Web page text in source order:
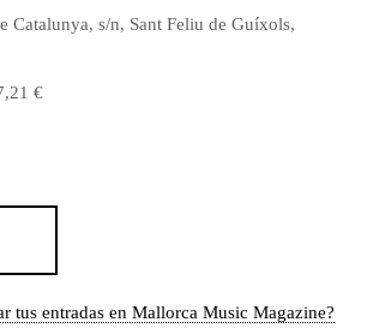
Catalunya, s/n, Sant Feliu de Guíxols,
€
tus entradas en Mallorca Music Magazine?